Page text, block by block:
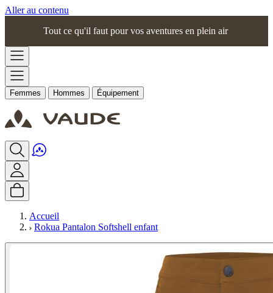
Aller au contenu
Tout ce qu'il faut pour vos aventures en plein air
Femmes Hommes Équipement
Accueil
Rokua Pantalon Softshell enfant